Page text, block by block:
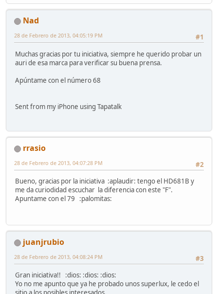
Nad
#1
28 de Febrero de 2013, 04:05:19 PM
Muchas gracias por tu iniciativa, siempre he querido probar un
auri de esa marca para verificar su buena prensa.
Apúntame con el número 68
Sent from my iPhone using Tapatalk
rrasio
#2
28 de Febrero de 2013, 04:07:28 PM
Bueno, gracias por la iniciativa :aplaudir: tengo el HD681B y
me da curiodidad escuchar la diferencia con este "F".
Apuntame con el 79 :palomitas:
juanjrubio
#3
28 de Febrero de 2013, 04:08:24 PM
Gran iniciativa!! :dios: :dios: :dios:
Yo no me apunto que ya he probado unos superlux, le cedo el